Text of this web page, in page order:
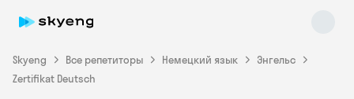
Skyeng Все репетиторы Немецкий язык
Энгельс
Zertifikat Deutsch